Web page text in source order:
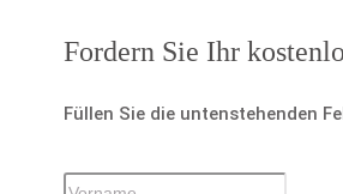
Fordern Sie Ihr
Füllen Sie die untenstehenden